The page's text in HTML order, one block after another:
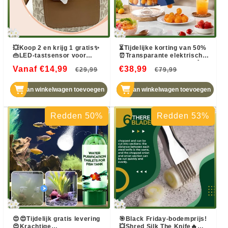
💥Koop 2 en krijg 1 gratis✨
👜LED-tastsensor voor
Stijlvol en handig Uw hulp bij
Vanaf €14,99
Normale
prijs
€29,99 Aanbiedingsprijs
Aan winkelwagen toevoegen
⏳Tijdelijke korting van 50%
⏰Transparante elektrische
€38,99
Normale
prijs
€79,99
Aan winkelwagen toevoegen
Redden 50%
😍😍Tijdelijk gratis levering
😍Krachtige
Redden 53%
🎯Black Friday-bodemprijs!
💥Shred Silk The Knife🔥